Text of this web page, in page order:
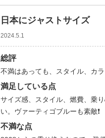
日本にジャストサイズ
2024.5.1
総評
不満はあっても、スタイル、カ
満足している点
サイズ感、スタイル、燃費、乗
い。ヴァーティゴブルーも素敵❗️
不満な点